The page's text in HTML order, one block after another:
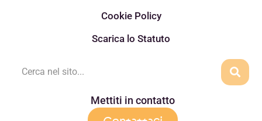
Cookie Policy
Scarica lo Statuto
Mettiti in contatto